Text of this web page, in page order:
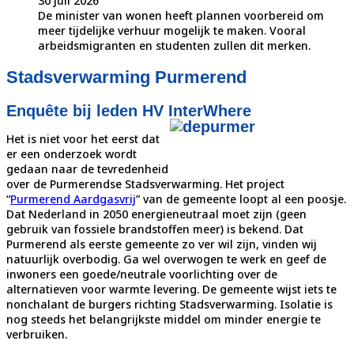
De minister van wonen heeft plannen voorbereid om
meer tijdelijke verhuur mogelijk te maken. Vooral
arbeidsmigranten en studenten zullen dit merken.
Stadsverwarming Purmerend
Enquête bij leden HV InterWhere
Het is niet voor het eerst dat
er een onderzoek wordt
gedaan naar de tevredenheid
over de Purmerendse Stadsverwarming. Het project
“Purmerend Aardgasvrij” van de gemeente loopt al een poosje.
Dat Nederland in 2050 energieneutraal moet zijn (geen
gebruik van fossiele brandstoffen meer) is bekend. Dat
Purmerend als eerste gemeente zo ver wil zijn, vinden wij
natuurlijk overbodig. Ga wel overwogen te werk en geef de
inwoners een goede/neutrale voorlichting over de
alternatieven voor warmte levering. De gemeente wijst iets te
nonchalant de burgers richting Stadsverwarming. Isolatie is
nog steeds het belangrijkste middel om minder energie te
verbruiken.